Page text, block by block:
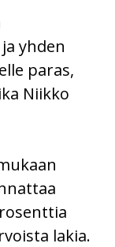
yhden
paras,
Niikko
lakia.